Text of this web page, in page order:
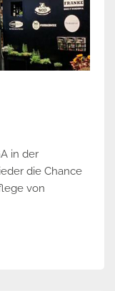
in der
die Chance
von